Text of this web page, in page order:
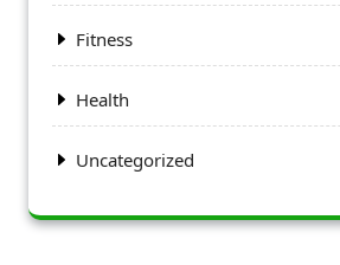
Fitness
Health
Uncategorized